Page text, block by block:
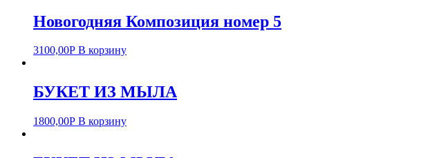
Новогодняя Композиция номер 5
3100,00Р В корзину
БУКЕТ ИЗ МЫЛА
1800,00Р В корзину